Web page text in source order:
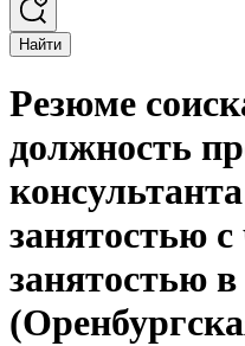
Найти
Резюме
должность
занятостью
занятостью